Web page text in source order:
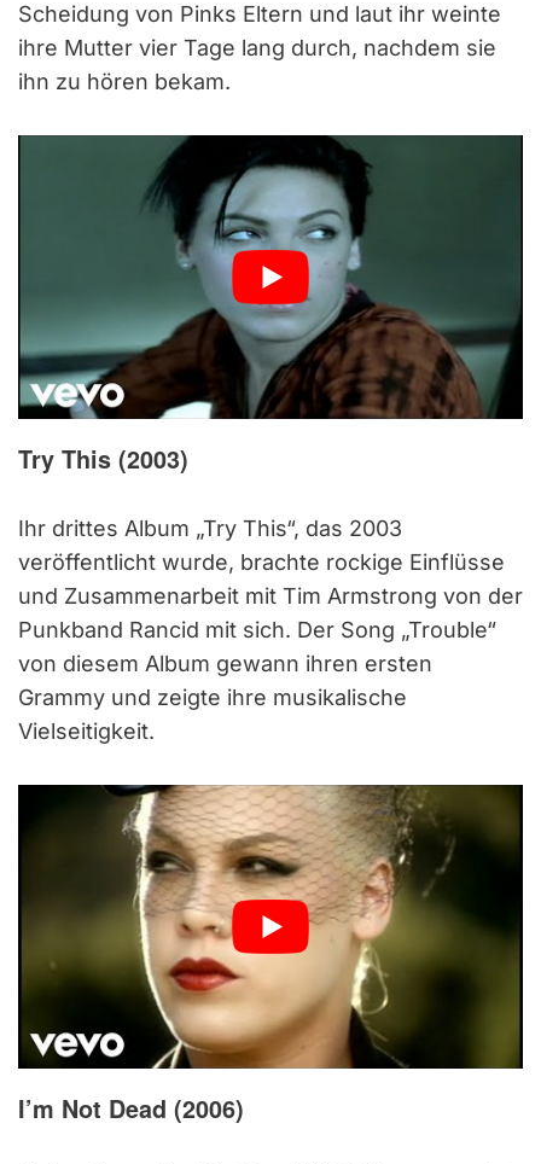
Scheidung von Pinks Eltern und laut ihr weinte
ihre Mutter vier Tage lang durch, nachdem sie
ihn zu hören bekam.
Try This (2003)
Ihr drittes Album „Try This“, das 2003
veröffentlicht wurde, brachte rockige Einflüsse
und Zusammenarbeit mit Tim Armstrong von der
Punkband Rancid mit sich. Der Song „Trouble“
von diesem Album gewann ihren ersten
Grammy und zeigte ihre musikalische
Vielseitigkeit.
I’m Not Dead (2006)